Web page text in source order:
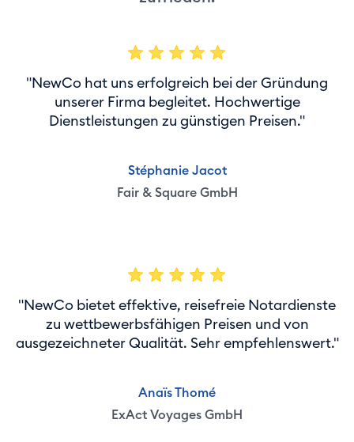
"NewCo hat uns erfolgreich bei der Gründung
unserer Firma begleitet. Hochwertige
Dienstleistungen zu günstigen Preisen."
Stéphanie Jacot
Fair & Square GmbH
"NewCo bietet effektive, reisefreie Notardienste
zu wettbewerbsfähigen Preisen und von
ausgezeichneter Qualität. Sehr empfehlenswert."
Anaïs Thomé
ExAct Voyages GmbH